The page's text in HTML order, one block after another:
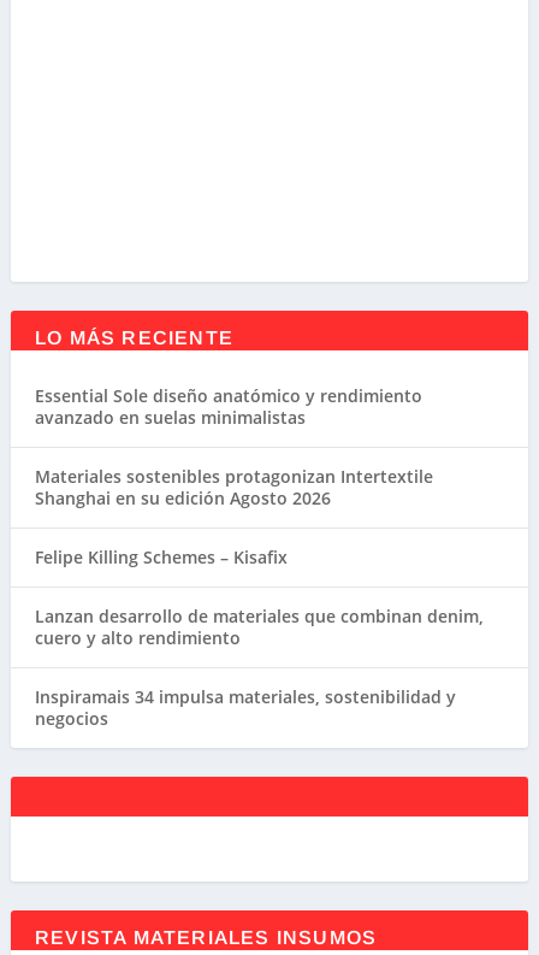
LO MÁS RECIENTE
Essential Sole diseño anatómico y rendimiento
avanzado en suelas minimalistas
Materiales sostenibles protagonizan Intertextile
Shanghai en su edición Agosto 2026
Felipe Killing Schemes – Kisafix
Lanzan desarrollo de materiales que combinan denim,
cuero y alto rendimiento
Inspiramais 34 impulsa materiales, sostenibilidad y
negocios
REVISTA MATERIALES INSUMOS